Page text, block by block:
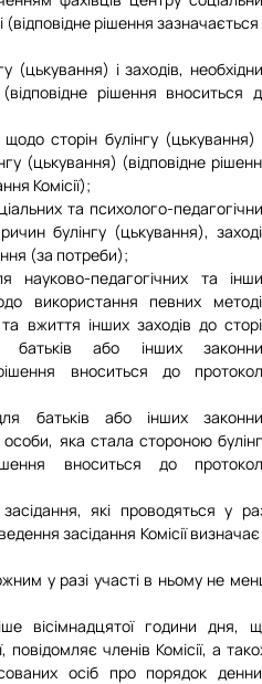
(відповідне рішення
(цькування) і заходів,
рішення вноситься
сторін булінгу (цькування)
(цькування) (відповідне
Комісії);
та психолого-
булінгу (цькування),
(за потреби);
науково-педагогічних та
використання певних
вжиття інших заходів до
батьків або інших
вноситься до
батьків або інших
особи, яка стала стороною
вноситься до
які проводяться у
засідання Комісії визначає
у разі участі в ньому не
вісімнадцятої години дня,
повідомляє членів Комісії, а
осіб про порядок